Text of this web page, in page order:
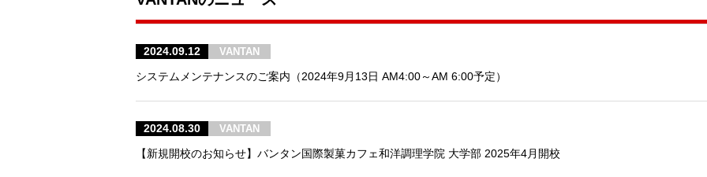
2024.09.12 VANTAN
システムメンテナンスのご案内（2024年9月13日 AM4:00～AM 6:00予定）
2024.08.30 VANTAN
【新規開校のお知らせ】バンタン国際製菓カフェ和洋調理学院 大学部 2025年4月開校